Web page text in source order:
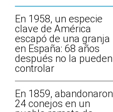
En 1958, un especie
clave de América
escapó de una granja
en España: 68 años
después no la pueden
controlar
En 1859, abandonaron
24 conejos en un